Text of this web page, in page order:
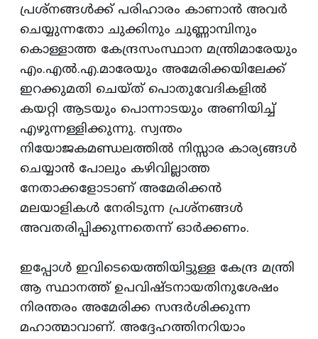
പ്രശ്‌നങ്ങള്‍ക്ക്‌ പരിഹാരം കാണാന്‍ അവര്‍
ചെയ്യുന്നതോ ചുക്കിനും ചുണ്ണാമ്പിനും
കൊള്ളാത്ത കേന്ദ്രസംസ്ഥാന മന്ത്രിമാരേയും
എം.എല്‍.എ.മാരേയും അമേരിക്കയിലേക്ക്‌
ഇറക്കുമതി ചെയ്‌ത്‌ പൊതുവേദികളില്‍
കയറ്റി ആടയും പൊന്നാടയും അണിയിച്ച്‌
എഴുന്നള്ളിക്കുന്നു. സ്വന്തം
നിയോജകമണ്ഡലത്തില്‍ നിസ്സാര കാര്യങ്ങള്‍
ചെയ്യാന്‍ പോലും കഴിവില്ലാത്ത
നേതാക്കളോടാണ്‌ അമേരിക്കന്‍
മലയാളികള്‍ നേരിടുന്ന പ്രശ്‌നങ്ങള്‍
അവതരിപ്പിക്കുന്നതെന്ന്‌ ഓര്‍ക്കണം.
ഇപ്പോള്‍ ഇവിടെയെത്തിയിട്ടുള്ള കേന്ദ്ര മന്ത്രി
ആ സ്ഥാനത്ത്‌ ഉപവിഷ്ടനായതിനുശേഷം
നിരന്തരം അമേരിക്ക സന്ദര്‍ശിക്കുന്ന
മഹാത്മാവാണ്‌. അദ്ദേഹത്തിനറിയാം